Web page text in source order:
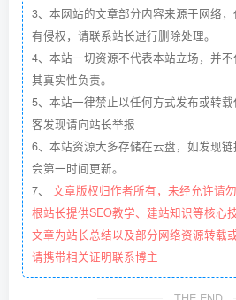
3、本网站的文章部分内容来源于网络
有侵权，请联系站长进行删除处理。
4、本站一切资源不代表本站立场，并
其真实性负责。
5、本站一律禁止以任何方式发布或转
客发现请向站长举报
6、本站资源大多存储在云盘，如发现
会第一时间更新。
7、 文章版权归作者所有，未经允许请
根站长提供SEO教学、建站知识等核心
文章为站长总结以及部分网络资源转载
请携带相关证明联系博主